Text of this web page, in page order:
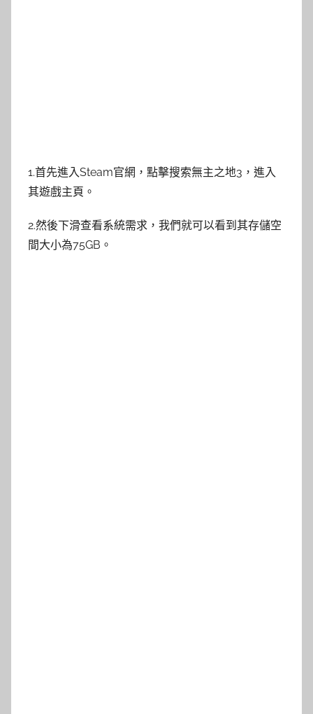
1.首先進入Steam官網，點擊搜索無主之地3，進入
其遊戲主頁。
2.然後下滑查看系統需求，我們就可以看到其存儲空
間大小為75GB。